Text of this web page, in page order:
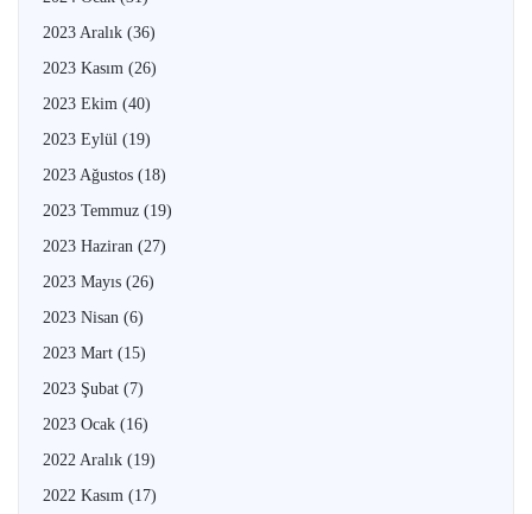
2023 Aralık (36)
2023 Kasım (26)
2023 Ekim (40)
2023 Eylül (19)
2023 Ağustos (18)
2023 Temmuz (19)
2023 Haziran (27)
2023 Mayıs (26)
2023 Nisan (6)
2023 Mart (15)
2023 Şubat (7)
2023 Ocak (16)
2022 Aralık (19)
2022 Kasım (17)